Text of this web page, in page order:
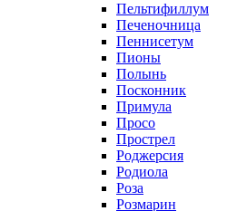
Пельтифиллум
Печеночница
Пеннисетум
Пионы
Полынь
Посконник
Примула
Просо
Прострел
Роджерсия
Родиола
Роза
Розмарин